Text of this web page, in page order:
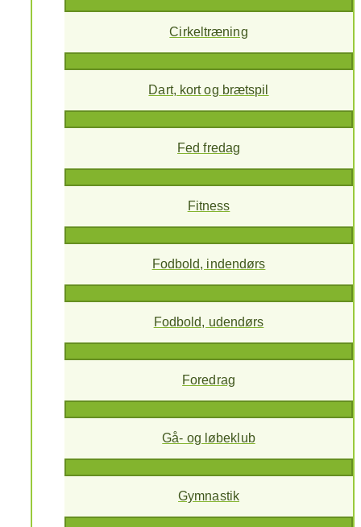
Cirkeltræning
Dart, kort og brætspil
Fed fredag
Fitness
Fodbold, indendørs
Fodbold, udendørs
Foredrag
Gå- og løbeklub
Gymnastik